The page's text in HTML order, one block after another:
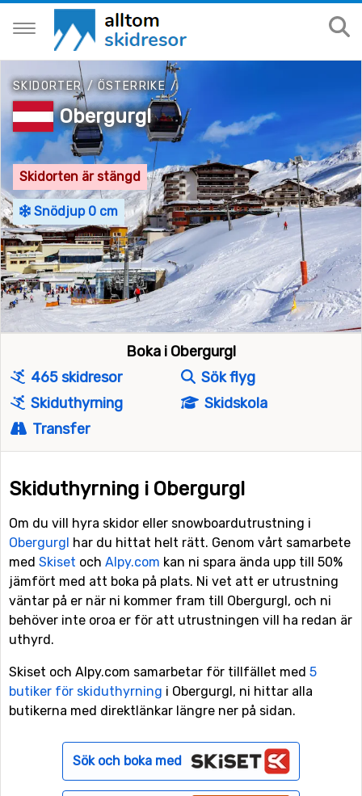
SKIDORTER/ ÖSTERRIKE /
Obergurgl
Skidorten är stängd
Snödjup 0 cm
Boka i Obergurgl
465 skidresor
Sök flyg
Skiduthyrning
Skidskola
Transfer
Skiduthyrning i Obergurgl
Om du vill hyra skidor eller snowboardutrustning i
Obergurgl har du hittat helt rätt. Genom vårt samarbete
med Skiset och Alpy.com kan ni spara ända upp till 50%
jämfört med att boka på plats. Ni vet att er utrustning
väntar på er när ni kommer fram till Obergurgl, och ni
behöver inte oroa er för att utrustningen vill ha redan är
uthyrd.
Skiset och Alpy.com samarbetar för tillfället med 5
butiker för skiduthyrning i Obergurgl, ni hittar alla
butikerna med direktlänkar längre ner på sidan.
Sök och boka med